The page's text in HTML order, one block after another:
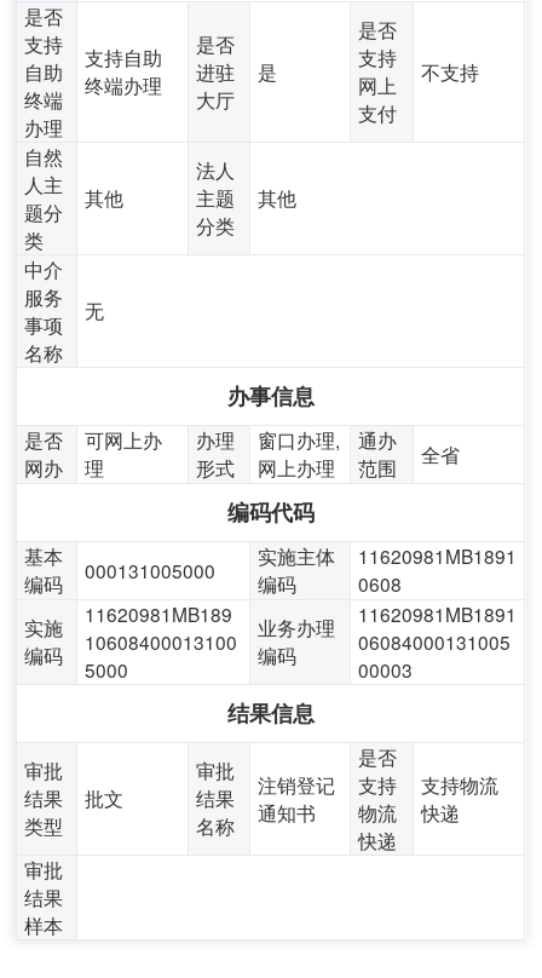
是否
支持
自助
终端
办理
支持自助
终端办理
是否
进驻
大厅
是
是否
支持
网上
支付
不支持
自然
人主
题分
类
其他
法人
主题
分类
其他
中介
服务
事项
名称
无
办事信息
是否
网办
可网上办
理
办理
形式
窗口办理,
网上办理
通办
范围
全省
编码代码
基本
编码
000131005000
实施主体
编码
11620981MB1891
0608
实施
编码
11620981MB189
10608400013100
5000
业务办理
编码
11620981MB1891
06084000131005
00003
结果信息
审批
结果
类型
批文
审批
结果
名称
注销登记
通知书
是否
支持
物流
快递
支持物流
快递
审批
结果
样本